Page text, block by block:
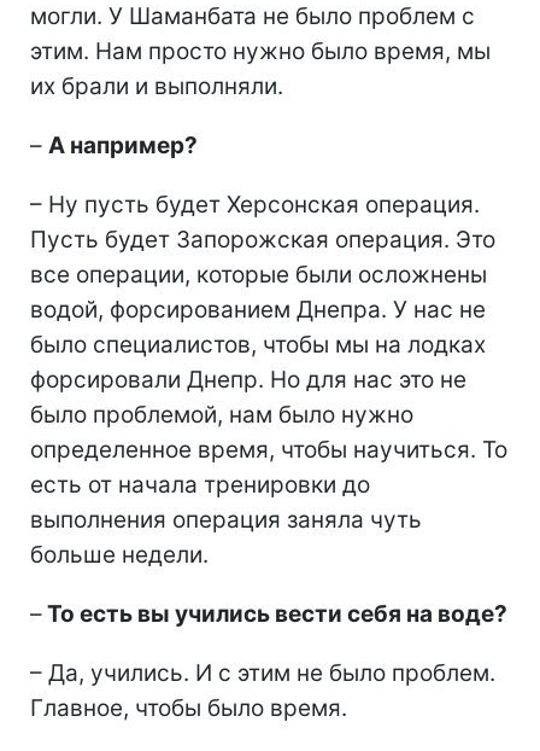
могли. У Шаманбата не было проблем с
этим. Нам просто нужно было время, мы
их брали и выполняли.
– А например?
– Ну пусть будет Херсонская операция.
Пусть будет Запорожская операция. Это
все операции, которые были осложнены
водой, форсированием Днепра. У нас не
было специалистов, чтобы мы на лодках
форсировали Днепр. Но для нас это не
было проблемой, нам было нужно
определенное время, чтобы научиться. То
есть от начала тренировки до
выполнения операция заняла чуть
больше недели.
–То есть вы учились вести себя на воде?
– Да, учились. И с этим не было проблем.
Главное, чтобы было время.